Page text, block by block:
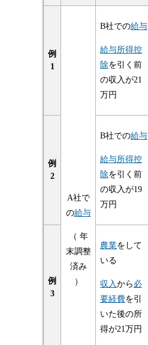
例
1
A社で
の給与
（ 年
末調整
済み
）
B社での給与
給与所得控
除を引く前
の収入が21
万円
例
2
B社での給与
給与所得控
除を引く前
の収入が19
万円
例
3
農業をして
いる
収入から 必
要経費を引
いた後の所
得が21万円